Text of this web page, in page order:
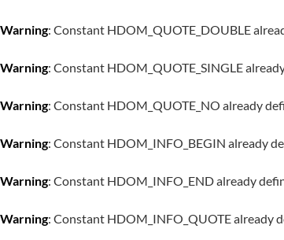
Warning: Constant HDOM_QUOTE_DOUBLE
Warning: Constant HDOM_QUOTE_SINGLE
Warning: Constant HDOM_QUOTE_NO already
Warning: Constant HDOM_INFO_BEGIN already
Warning: Constant HDOM_INFO_END already
Warning: Constant HDOM_INFO_QUOTE already